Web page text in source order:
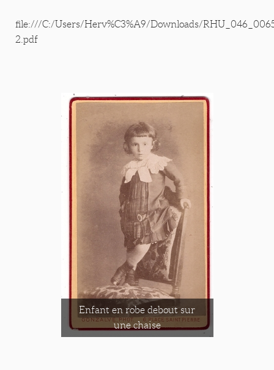
file:///C:/Users/Herv%C3%A9/Downloads/
2.pdf
Enfant en robe debout sur
une chaise